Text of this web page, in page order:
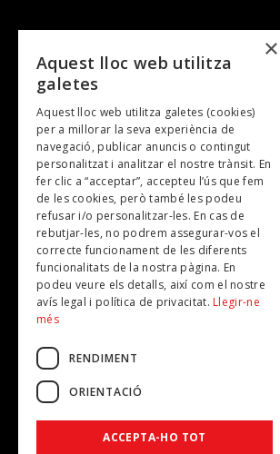
NOSALTRES
El Grup
Contacte
Subscripcions
Publicitat
×
Aquest lloc web utilitza
galetes
Aquest lloc web utilitza galetes (cookies)
per a millorar la seva experiència de
navegació, publicar anuncis o contingut
personalitzat i analitzar el nostre trànsit. En
fer clic a “acceptar”, accepteu l’ús que fem
de les cookies, però també les podeu
refusar i/o personalitzar-les. En cas de
rebutjar-les, no podrem assegurar-vos el
correcte funcionament de les diferents
funcionalitats de la nostra pàgina. En
podeu veure els detalls, així com el nostre
avís legal i política de privacitat. Llegir-ne
més
RENDIMENT
ORIENTACIÓ
ACCEPTA-HO TOT